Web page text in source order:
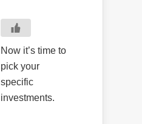
Now it’s time to
pick your
specific
investments.